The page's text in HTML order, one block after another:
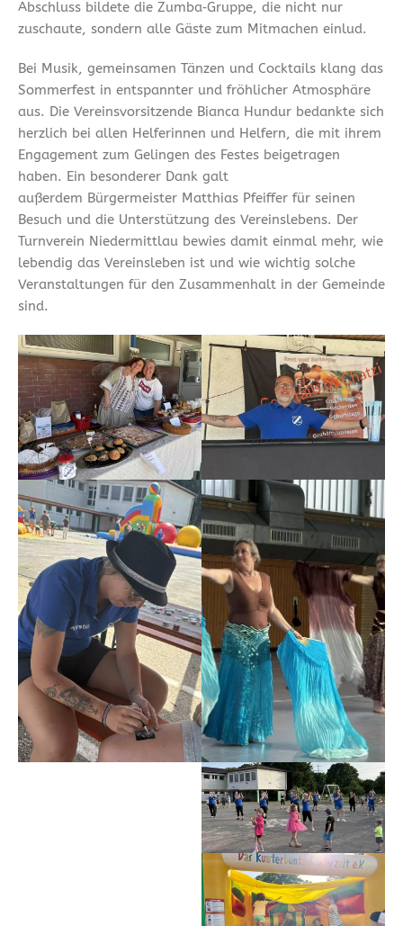
Abschluss bildete die Zumba‑Gruppe, die nicht nur
zuschaute, sondern alle Gäste zum Mitmachen einlud.
Bei Musik, gemeinsamen Tänzen und Cocktails klang das
Sommerfest in entspannter und fröhlicher Atmosphäre
aus. Die Vereinsvorsitzende Bianca Hundur bedankte sich
herzlich bei allen Helferinnen und Helfern, die mit ihrem
Engagement zum Gelingen des Festes beigetragen
haben. Ein besonderer Dank galt
außerdem Bürgermeister Matthias Pfeiffer für seinen
Besuch und die Unterstützung des Vereinslebens. Der
Turnverein Niedermittlau bewies damit einmal mehr, wie
lebendig das Vereinsleben ist und wie wichtig solche
Veranstaltungen für den Zusammenhalt in der Gemeinde
sind.